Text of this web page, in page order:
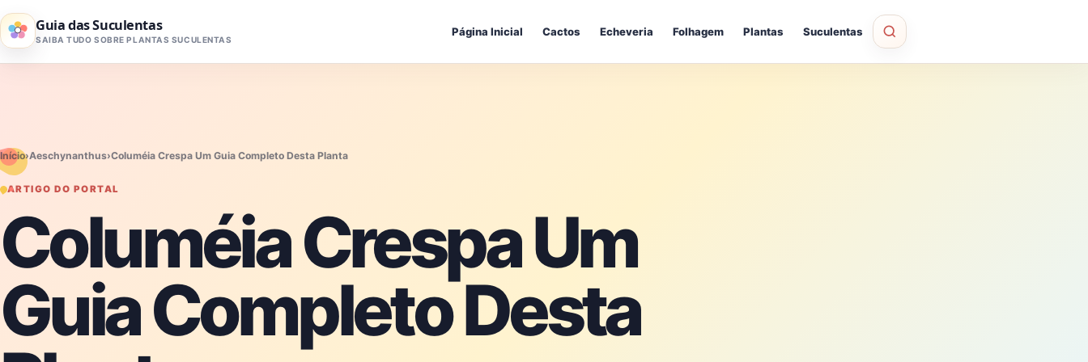
Pular para o conteúdo
Guia das Suculentas
SAIBA TUDO SOBRE PLANTAS SUCULENTAS
Página Inicial Cactos Echeveria Folhagem Plantas Suculentas
Início›Aeschynanthus›Columéia Crespa Um Guia Completo Desta Planta
ARTIGO DO PORTAL
Columéia Crespa Um
Guia Completo Desta